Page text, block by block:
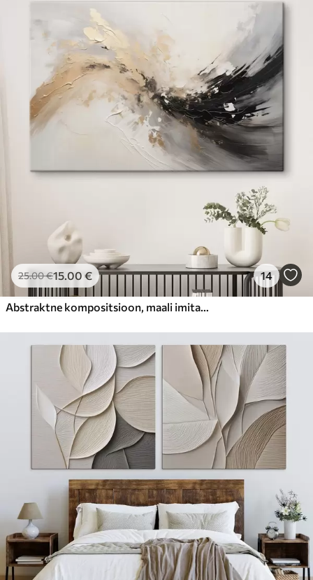
25.00€15.00 € 14
Abstraktne kompositsioon, maali imitatsioon